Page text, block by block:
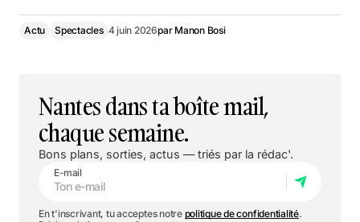
Actu Spectacles 4 juin 2026par Manon Bosi
Nantes dans ta boîte mail,
chaque semaine.
Bons plans, sorties, actus — triés par la rédac'.
E-mail
En t'inscrivant, tu acceptes notre politique de confidentialité.